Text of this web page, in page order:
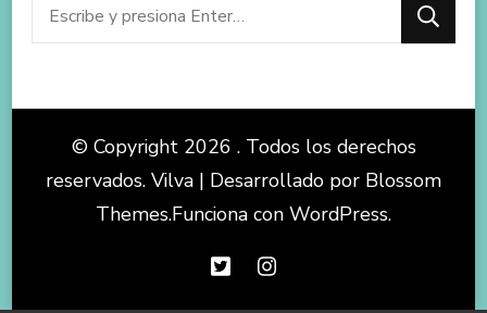
¿Buscas
algo?
© Copyright 2026 . Todos los derechos
reservados. Vilva | Desarrollado por Blossom
Themes.Funciona con WordPress.